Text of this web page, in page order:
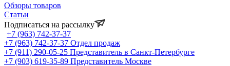
Обзоры товаров
Статьи
Подписаться на рассылку
+7 (963) 742-37-37
+7 (963) 742-37-37 Отдел продаж
+7 (911) 290-05-25 Представитель в Санкт-Петербурге
+7 (903) 619-35-89 Представитель Москве